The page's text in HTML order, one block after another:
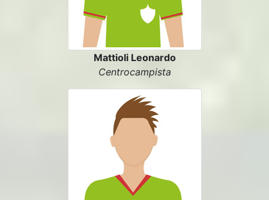
Mattioli Leonardo
Centrocampista